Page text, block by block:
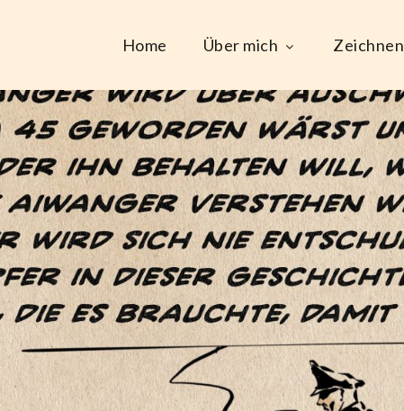
Home Über mich Zeichnen